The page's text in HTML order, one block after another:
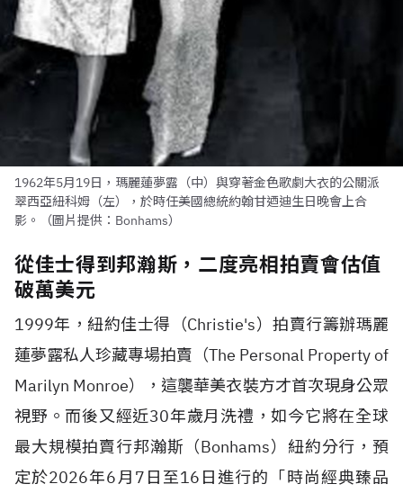
1962年5月19日，瑪麗蓮夢露（中）與穿著金色歌劇大衣的公關派
翠西亞紐科姆（左），於時任美國總統約翰甘迺迪生日晚會上合
影。（圖片提供：Bonhams）
從佳士得到邦瀚斯，二度亮相拍賣會估值
破萬美元
1999年，紐約佳士得（Christie's）拍賣行籌辦瑪麗
蓮夢露私人珍藏專場拍賣（The Personal Property of
Marilyn Monroe），這襲華美衣裝方才首次現身公眾
視野。而後又經近30年歲月洗禮，如今它將在全球
最大規模拍賣行邦瀚斯（Bonhams）紐約分行，預
定於2026年6月7日至16日進行的「時尚經典臻品